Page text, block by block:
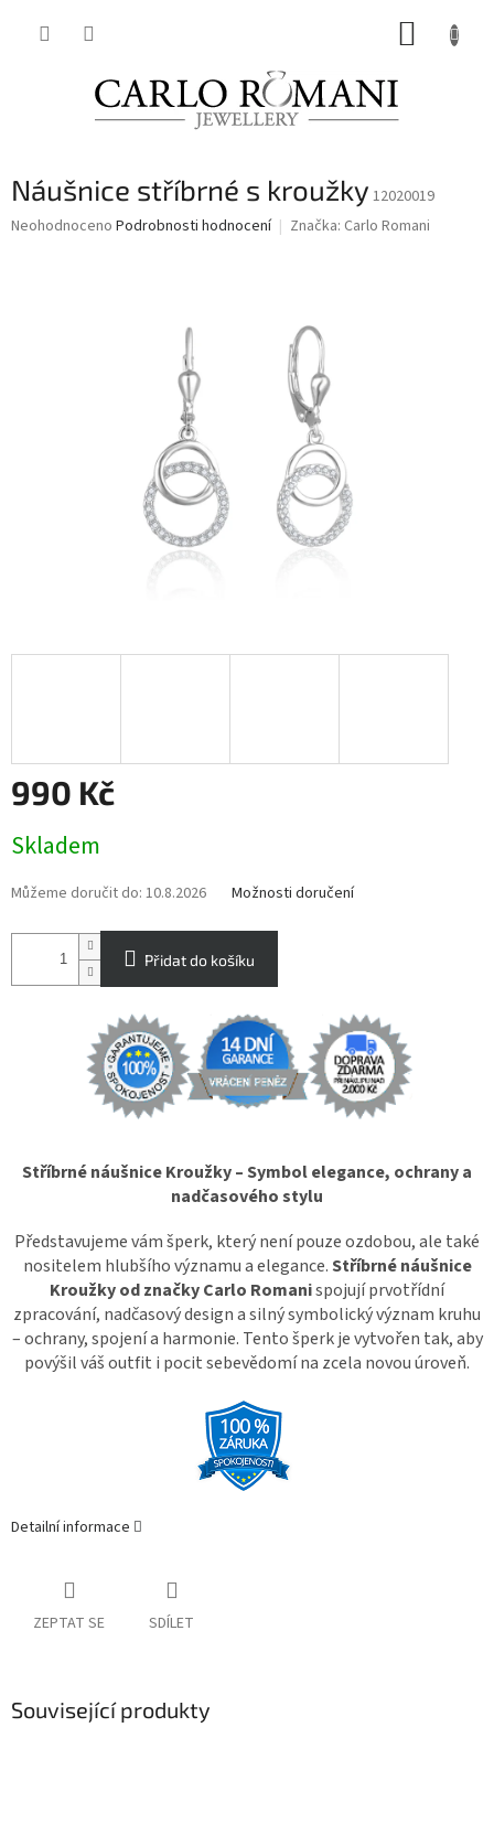
Náušnice stříbrné s kroužky 12020019
Průměrné
Neohodnoceno Podrobnosti hodnocení Značka: Carlo Romani
990 Kč
cena:
Skladem
Můžeme doručit do: 10.8.2026 Možnosti doručení
Přidat do košíku
Stříbrné náušnice Kroužky – Symbol elegance, ochrany a
nadčasového stylu
Představujeme vám šperk, který není pouze ozdobou, ale také
nositelem hlubšího významu a elegance.Stříbrné náušnice
Kroužky od značky Carlo Romanispojují prvotřídní
zpracování, nadčasový design a silný symbolický význam kruhu
– ochrany, spojení a harmonie. Tento šperk je vytvořen tak, aby
povýšil váš outfit i pocit sebevědomí na zcela novou úroveň.
Detailní informace
ZEPTAT SE SDÍLET
Související produkty